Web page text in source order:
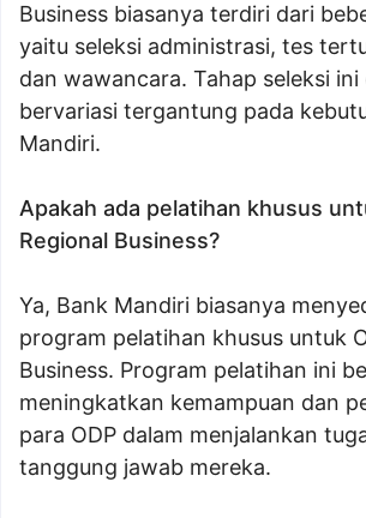
Business biasanya terdiri dari
yaitu seleksi administrasi, tes
dan wawancara. Tahap seleksi ini
bervariasi tergantung pada
Mandiri.
Apakah ada pelatihan khusus
Regional Business?
Ya, Bank Mandiri biasanya
program pelatihan khusus untuk
Business. Program pelatihan ini
meningkatkan kemampuan dan
para ODP dalam menjalankan
tanggung jawab mereka.